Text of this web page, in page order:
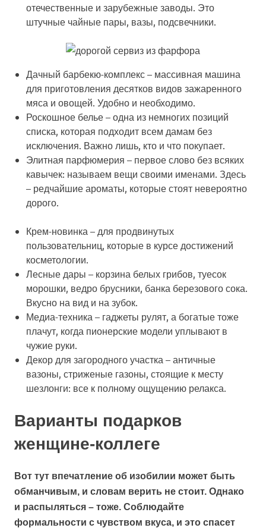
отечественные и зарубежные заводы. Это
штучные чайные пары, вазы, подсвечники.
Дачный барбекю-комплекс – массивная машина
для приготовления десятков видов зажаренного
мяса и овощей. Удобно и необходимо.
Роскошное белье – одна из немногих позиций
списка, которая подходит всем дамам без
исключения. Важно лишь, кто и что покупает.
Элитная парфюмерия – первое слово без всяких
кавычек: называем вещи своими именами. Здесь
– редчайшие ароматы, которые стоят невероятно
дорого.
Крем-новинка – для продвинутых
пользовательниц, которые в курсе достижений
косметологии.
Лесные дары – корзина белых грибов, туесок
морошки, ведро брусники, банка березового сока.
Вкусно на вид и на зубок.
Медиа-техника – гаджеты рулят, а богатые тоже
плачут, когда пионерские модели уплывают в
чужие руки.
Декор для загородного участка – античные
вазоны, стриженые газоны, стоящие к месту
шезлонги: все к полному ощущению релакса.
Варианты подарков
женщине-коллеге
Вот тут впечатление об изобилии может быть
обманчивым, и словам верить не стоит. Однако
и распыляться – тоже. Соблюдайте
формальности с чувством вкуса, и это спасет